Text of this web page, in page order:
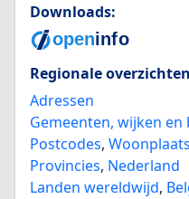
Downloads:
Regionale
Adressen
Gemeenten, wijken
Postcodes,
Provincies, Nederland
Landen wereldwijd,